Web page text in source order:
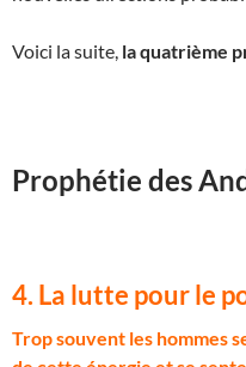
Voici la suite, la quatrième
Prophétie des
4. La lutte pour le
Trop souvent les hommes